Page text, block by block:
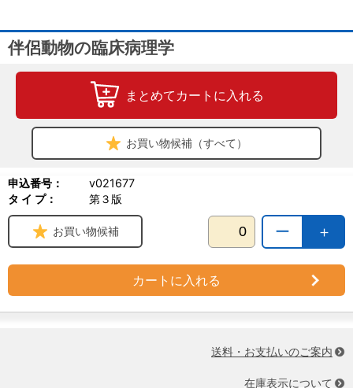
伴侶動物の臨床病理学
まとめてカートに入れる
お買い物候補（すべて）
申込番号：
v021677
タ イ プ：
第３版
＋
ー
お買い物候補
カートに入れる
送料・お支払いのご案内
在庫表示について